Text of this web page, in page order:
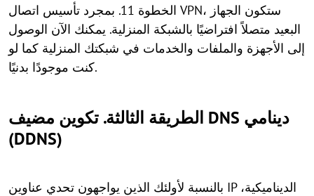
الخطوة 11. بمجرد تأسيس اتصال VPN، ستكون الجهاز
البعيد متصلاً افتراضيًا بالشبكة المنزلية. يمكنك الآن الوصول
إلى الأجهزة والملفات والخدمات في شبكتك المنزلية كما لو
كنت موجودًا بدنيًا.
الطريقة الثالثة. تكوين مضيف DNS دينامي
(DDNS)
بالنسبة لأولئك الذين يواجهون تحدي عناوين IP الديناميكية،